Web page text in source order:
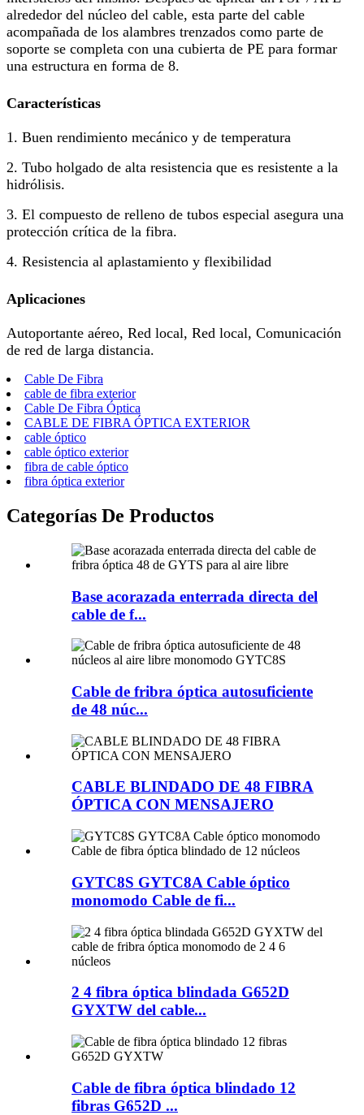
alrededor del núcleo del cable, esta parte del cable
acompañada de los alambres trenzados como parte de
soporte se completa con una cubierta de PE para formar
una estructura en forma de 8.
Características
1. Buen rendimiento mecánico y de temperatura
2. Tubo holgado de alta resistencia que es resistente a la
hidrólisis.
3. El compuesto de relleno de tubos especial asegura una
protección crítica de la fibra.
4. Resistencia al aplastamiento y flexibilidad
Aplicaciones
Autoportante aéreo, Red local, Red local, Comunicación
de red de larga distancia.
Cable De Fibra
cable de fibra exterior
Cable De Fibra Óptica
CABLE DE FIBRA ÓPTICA EXTERIOR
cable óptico
cable óptico exterior
fibra de cable óptico
fibra óptica exterior
Categorías De Productos
Base acorazada enterrada directa del
cable de f...
Cable de fribra óptica autosuficiente
de 48 núc...
CABLE BLINDADO DE 48 FIBRA
ÓPTICA CON MENSAJERO
GYTC8S GYTC8A Cable óptico
monomodo Cable de fi...
2 4 fibra óptica blindada G652D
GYXTW del cable...
Cable de fibra óptica blindado 12
fibras G652D ...